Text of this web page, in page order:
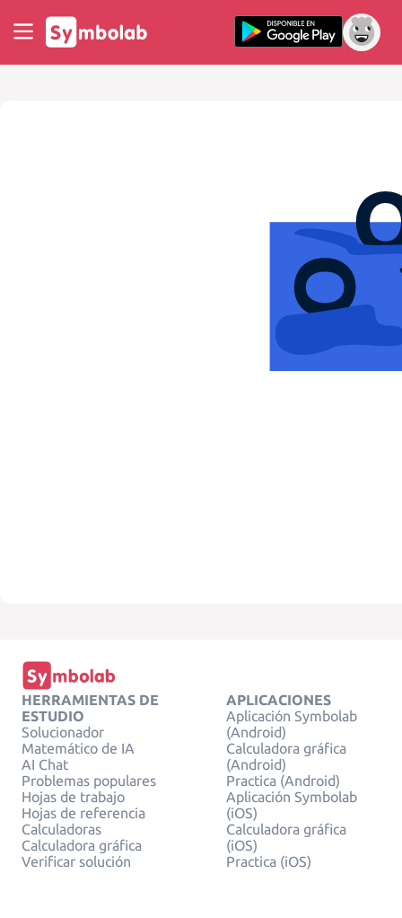
HERRAMIENTAS DE
ESTUDIO
Solucionador
Matemático de IA
AI Chat
Problemas populares
Hojas de trabajo
Hojas de referencia
Calculadoras
Calculadora gráfica
Verificar solución
APLICACIONES
Aplicación Symbolab
(Android)
Calculadora gráfica
(Android)
Practica (Android)
Aplicación Symbolab
(iOS)
Calculadora gráfica
(iOS)
Practica (iOS)